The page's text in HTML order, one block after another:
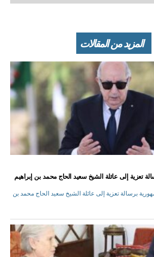
المزيد من المقالات
تعزية إلى عائلة الشيخ سعيد الحاج محمد بن إبراهيم
برسالة تعزية إلى عائلة الشيخ سعيد الحاج محمد بن